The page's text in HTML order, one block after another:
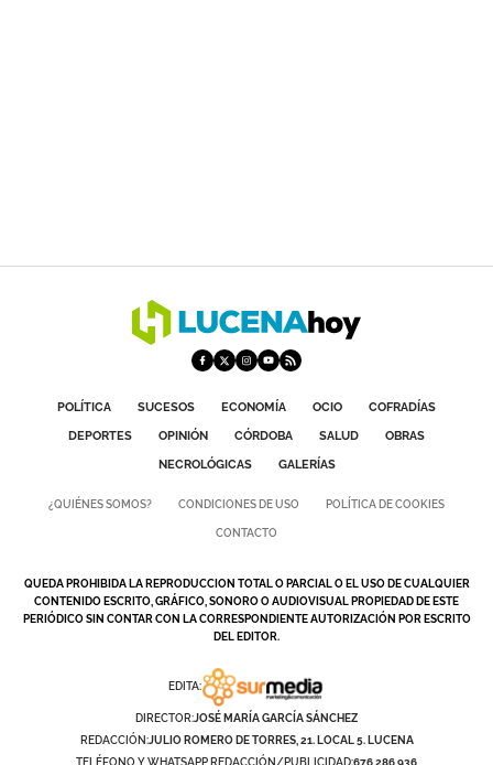
POLÍTICA SUCESOS ECONOMÍA OCIO
COFRADÍAS
DEPORTES
OPINIÓN CÓRDOBA SALUD
OBRAS
NECROLÓGICAS
GALERÍAS
¿QUIÉNES SOMOS? CONDICIONES DE USO POLÍTICA DE COOKIES
CONTACTO
QUEDA PROHIBIDA LA REPRODUCCION TOTAL O PARCIAL O EL USO DE CUALQUIER
CONTENIDO ESCRITO, GRÁFICO, SONORO O AUDIOVISUAL PROPIEDAD DE ESTE
PERIÓDICO SIN CONTAR CON LA CORRESPONDIENTE AUTORIZACIÓN POR ESCRITO
DEL EDITOR.
EDITA:
DIRECTOR:JOSÉ MARÍA GARCÍA SÁNCHEZ
REDACCIÓN:JULIO ROMERO DE TORRES, 21. LOCAL 5. LUCENA
TELÉFONO Y WHATSAPP REDACCIÓN/PUBLICIDAD:676 286 936